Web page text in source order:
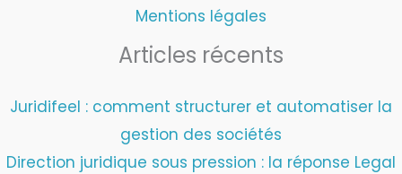
Mentions légales
Articles récents
Juridifeel : comment structurer et automatiser la
gestion des sociétés
Direction juridique sous pression : la réponse Legal